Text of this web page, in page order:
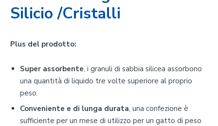
Silicio /Cristalli
Plus del prodotto:
Super assorbente, i granuli di sabbia silicea assorbono
una quantità di liquido tre volte superiore al proprio
peso.
Conveniente e di lunga durata, una confezione è
sufficiente per un mese di utilizzo per un gatto di peso